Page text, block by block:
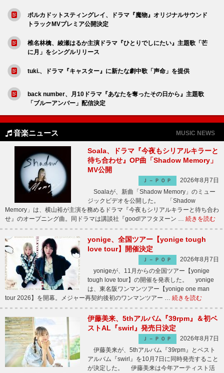
ポルカドットスティングレイ、ドラマ『魔物』オリジナルサウンド
トラックMVプレミア公開決定
椎名林檎、綾瀬はるか主演ドラマ『ひとりでしにたい』主題歌「芒
に月」をシングルリリース
tuki.、ドラマ『キャスター』に新たな劇中歌「声命」を提供
back number、月10ドラマ『あなたを奪ったその日から』主題歌
「ブルーアンバー」配信決定
音楽ニュース MUSIC NEWS
Soala、ドラマ『今夜もシリアルキラーと
待ち合わせ』OP曲「Shadow Memory」
MV公開
Ｊ－ＰＯＰ
2026年8月7日
Soalaが、新曲「Shadow Memory」のミュー
ジックビデオを公開した。 「Shadow
Memory」は、横山裕が主演を務めるドラマ『今夜もシリアルキラーと待ち合わ
せ』のオープニング曲。同ドラマは講談社『good!アフタヌーン … 続きを読む
yonige、全国ツアー【yonige tough
love tour】開催決定
Ｊ－ＰＯＰ
2026年8月7日
yonigeが、11月からの全国ツアー【yonige
tough love tour】の開催を発表した。 yonige
は、東名阪ワンマンツアー【yonige one man
tour 2026】を開幕。メジャー再契約後初のワンマンツアー … 続きを読む
伊藤美来、5thアルバム『39rpm』＆初ベ
ストAL『swirl』発売日決定
Ｊ－ＰＯＰ
2026年8月7日
伊藤美来が、5thアルバム『39rpm』とベスト
アルバム『swirl』を10月7日に同時発売すること
が決定した。 伊藤美来は今年アーティスト活